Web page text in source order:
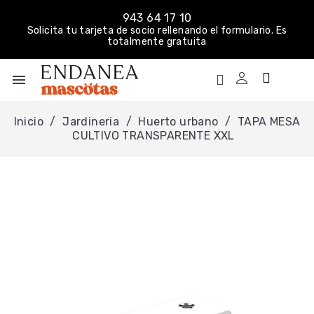
943 64 17 10
Solicita tu tarjeta de socio rellenando el formulario. Es
totalmente gratuita
menu
Inicio Jardineria Huerto urbano
TAPA MESA
CULTIVO TRANSPARENTE XXL